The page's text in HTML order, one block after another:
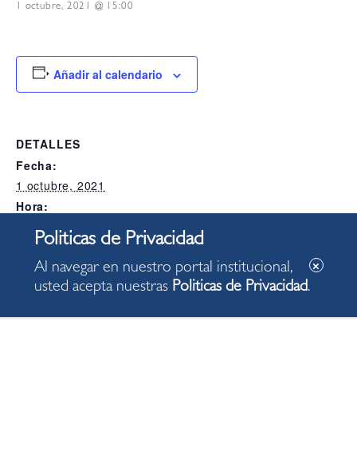
1 octubre, 2021 @ 15:00
Añadir al calendario
DETALLES
Fecha:
1 octubre, 2021
Hora:
15:00
Categoría del Evento:
Alcaldia
Al navegar en nuestro portal institucional,
usted acepta nuestras Politicas de Privacidad.